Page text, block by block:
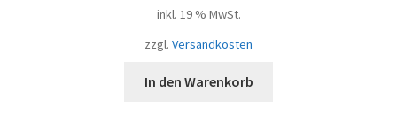
inkl. 19 % MwSt.
zzgl. Versandkosten
In den Warenkorb